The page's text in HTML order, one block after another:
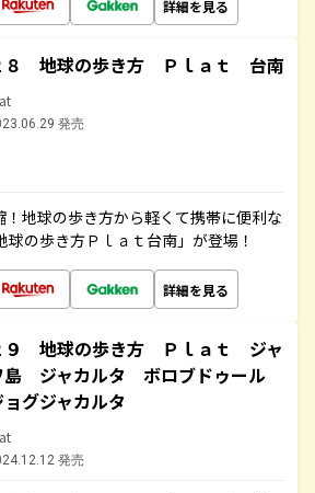
詳細を見る
８ 地球の歩き方 Ｐｌａｔ 台南
発売
！地球の歩き方から軽くて携帯に便利な
の歩き方Ｐｌａｔ台南」が登場！
詳細を見る
９ 地球の歩き方 Ｐｌａｔ ジャ
島 ジャカルタ ボロブドゥール
ョグジャカルタ
発売